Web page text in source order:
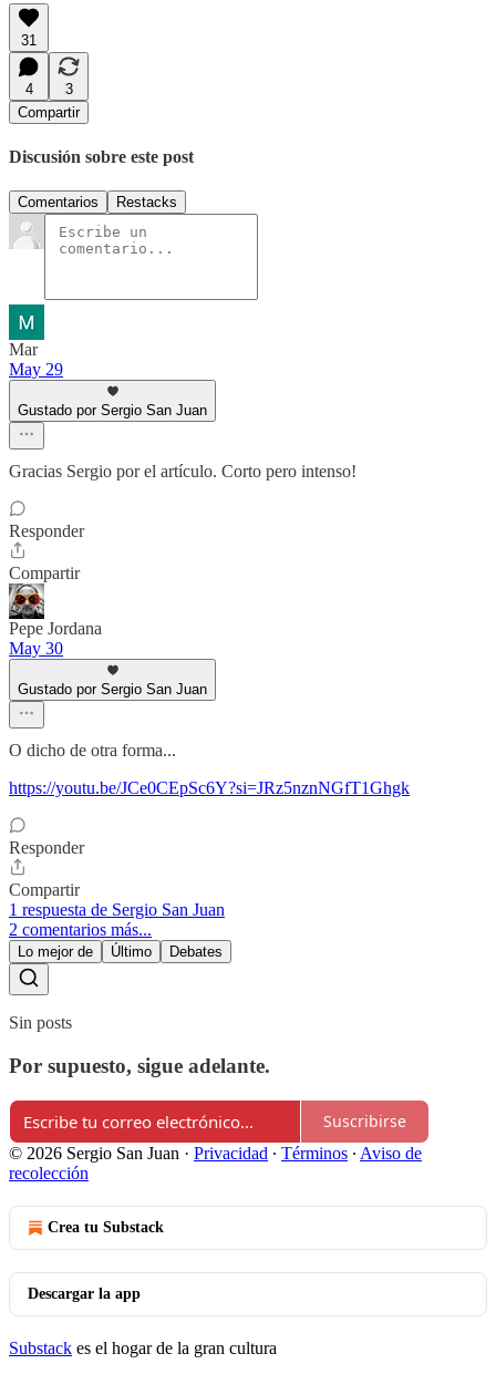
31
4
3
Compartir
Discusión sobre este post
Comentarios Restacks
Mar
May 29
Gustado por Sergio San Juan
Gracias Sergio por el artículo. Corto pero intenso!
Responder
Compartir
Pepe Jordana
May 30
Gustado por Sergio San Juan
O dicho de otra forma...
https://youtu.be/JCe0CEpSc6Y?si=JRz5nznNGfT1Ghgk
Responder
Compartir
1 respuesta de Sergio San Juan
2 comentarios más...
Lo mejor de Último Debates
Sin posts
Por supuesto, sigue adelante.
Suscribirse
© 2026 Sergio San Juan · Privacidad ∙ Términos ∙ Aviso de
recolección
Crea tu Substack
Descargar la app
Substack es el hogar de la gran cultura